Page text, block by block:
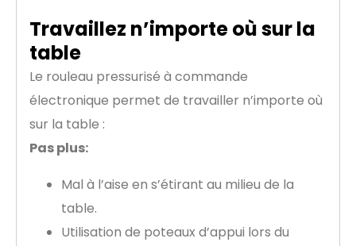
Travaillez n’importe où sur la
table
Le rouleau pressurisé à commande
électronique permet de travailler n’importe où
sur la table :
Pas plus:
Mal à l’aise en s’étirant au milieu de la
table.
Utilisation de poteaux d’appui lors du